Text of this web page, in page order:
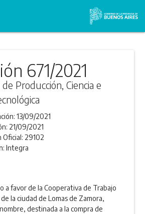
671/2021
Producción, Ciencia e
13/09/2021
21/09/2021
Oficial: 29102
Integra
a favor de la Cooperativa de Trabajo
la ciudad de Lomas de Zamora,
destinada a la compra de